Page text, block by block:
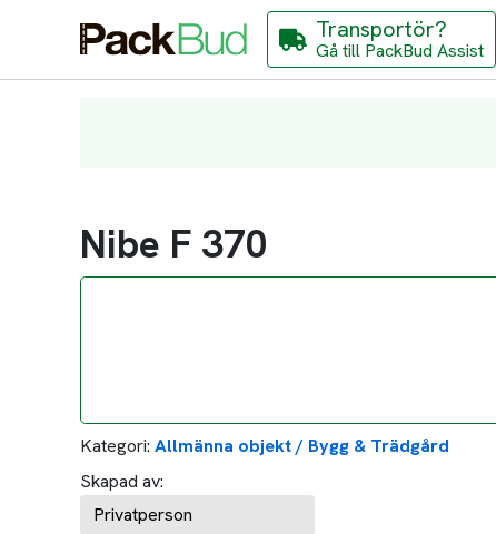
Transportör?
Gå till PackBud Assist
Nibe F 370
Kategori: Allmänna objekt / Bygg & Trädgård
Skapad av:
Privatperson